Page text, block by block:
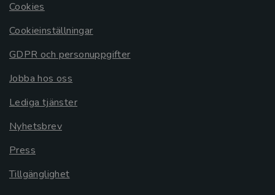
Cookies
Cookieinställningar
GDPR och personuppgifter
Jobba hos oss
Lediga tjänster
Nyhetsbrev
Press
Tillgänglighet